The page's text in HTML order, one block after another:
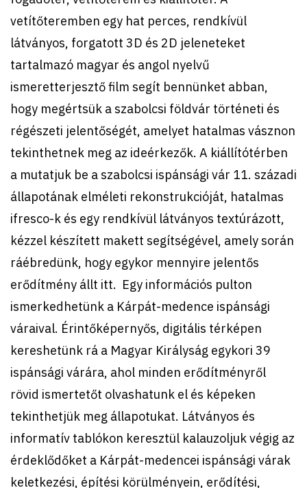
vetítőteremben egy hat perces, rendkívül
látványos, forgatott 3D és 2D jeleneteket
tartalmazó magyar és angol nyelvű
ismeretterjesztő film segít bennünket abban,
hogy megértsük a szabolcsi földvár történeti és
régészeti jelentőségét, amelyet hatalmas vásznon
tekinthetnek meg az ideérkezők. A kiállítótérben
a mutatjuk be a szabolcsi ispánsági vár 11. századi
állapotának elméleti rekonstrukcióját, hatalmas
ifresco-k és egy rendkívül látványos textúrázott,
kézzel készített makett segítségével, amely során
ráébredünk, hogy egykor mennyire jelentős
erődítmény állt itt. Egy információs pulton
ismerkedhetünk a Kárpát-medence ispánsági
váraival. Érintőképernyős, digitális térképen
kereshetünk rá a Magyar Királyság egykori 39
ispánsági várára, ahol minden erődítményről
rövid ismertetőt olvashatunk el és képeken
tekinthetjük meg állapotukat. Látványos és
informatív tablókon keresztül kalauzoljuk végig az
érdeklődőket a Kárpát-medencei ispánsági várak
keletkezési, építési körülményein, erődítési,